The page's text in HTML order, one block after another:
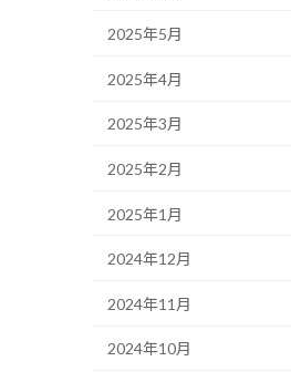
2025年5月
2025年4月
2025年3月
2025年2月
2025年1月
2024年12月
2024年11月
2024年10月